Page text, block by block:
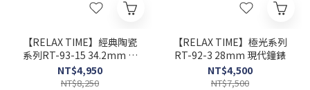
【RELAX TIME】經典陶瓷
系列RT-93-15 34.2mm 現
代鐘錶
NT$4,950
NT$8,250
【RELAX TIME】極光系列
RT-92-3 28mm 現代鐘錶
NT$4,500
NT$7,500